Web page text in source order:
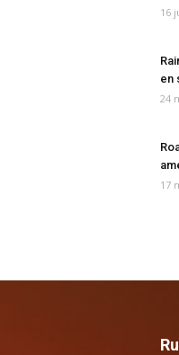
16
en
24
17